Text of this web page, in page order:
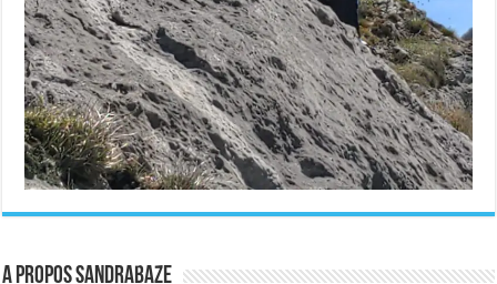
A propos sandrabaze